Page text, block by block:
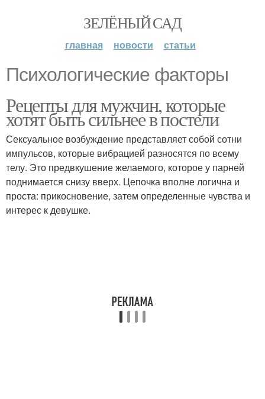
ЗЕЛЁНЫЙ САД
главная новости статьи
Психологические факторы
Рецепты для мужчин, которые
хотят быть сильнее в постели
Сексуальное возбуждение представляет собой сотни
импульсов, которые вибрацией разносятся по всему
телу. Это предвкушение желаемого, которое у парней
поднимается снизу вверх. Цепочка вполне логична и
проста: прикосновение, затем определенные чувства и
интерес к девушке.